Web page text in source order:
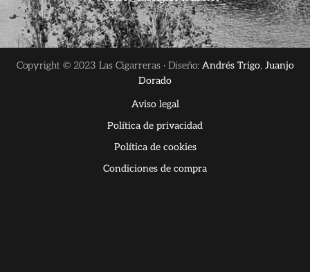
Copyright © 2023 Las Cigarreras · Diseño: Andrés Trigo, Juanjo
Dorado
Aviso legal
Política de privacidad
Política de cookies
Condiciones de compra